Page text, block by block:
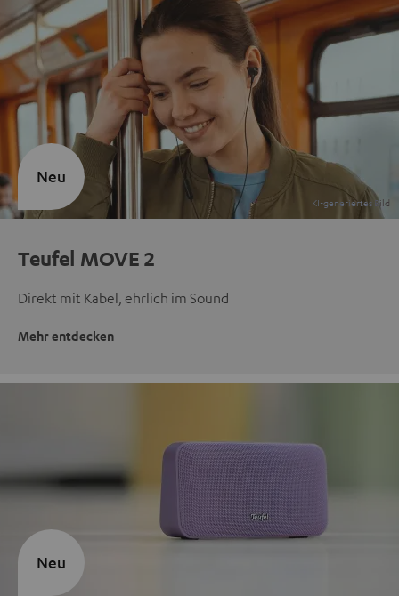
Teufel MOVE 2
Direkt mit Kabel, ehrlich im Sound
Mehr entdecken
Neu
Neu